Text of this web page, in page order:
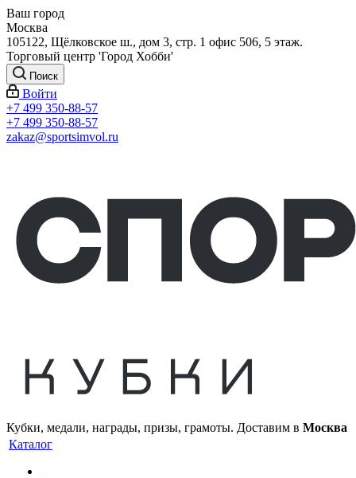
Ваш город
Москва
105122, Щёлковское ш., дом 3, стр. 1 офис 506, 5 этаж.
Торговый центр 'Город Хобби'
Поиск
Войти
+7 499 350-88-57
+7 499 350-88-57
zakaz@sportsimvol.ru
Кубки, медали, награды, призы, грамоты. Доставим в Москва
Каталог